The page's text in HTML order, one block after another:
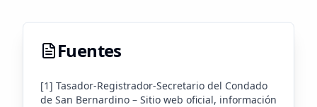
Fuentes
[1] Tasador-Registrador-Secretario del Condado
de San Bernardino – Sitio web oficial, información